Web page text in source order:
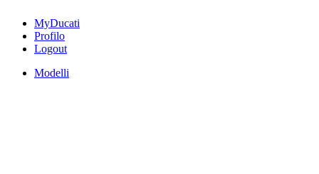
MyDucati
Profilo
Logout
Modelli